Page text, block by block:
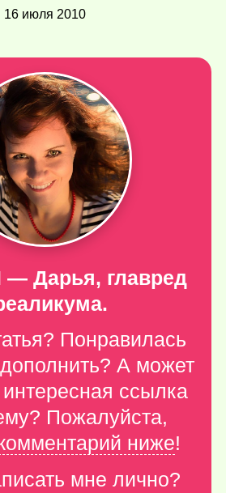
16 июля 2010
— Дарья, главред
Понравилась
А может
интересная ссылка
Пожалуйста,
ниже!
мне лично?